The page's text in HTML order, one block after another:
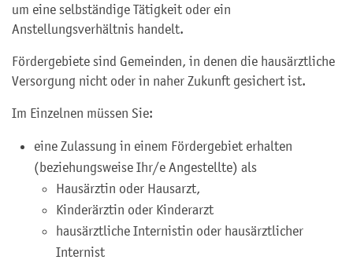
um eine selbständige Tätigkeit oder ein
Anstellungsverhältnis handelt.
Fördergebiete sind Gemeinden, in denen die hausärztliche
Versorgung nicht oder in naher Zukunft gesichert ist.
Im Einzelnen müssen Sie:
eine Zulassung in einem Fördergebiet erhalten
(beziehungsweise Ihr/e Angestellte) als
Hausärztin oder Hausarzt,
Kinderärztin oder Kinderarzt
hausärztliche Internistin oder hausärztlicher
Internist